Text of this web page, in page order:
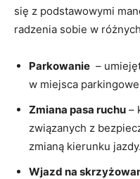
się z podstawowymi
radzenia sobie w
Parkowanie
–‌
w miejsca⁣
Zmiana pasa ruchu –
związanych z
zmianą kierunku jazdy.
Wjazd na